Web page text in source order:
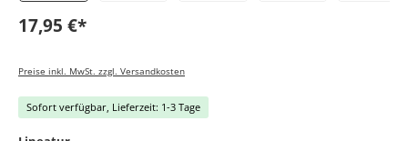
17,95 €*
Preise inkl. MwSt. zzgl. Versandkosten
Sofort verfügbar, Lieferzeit: 1-3 Tage